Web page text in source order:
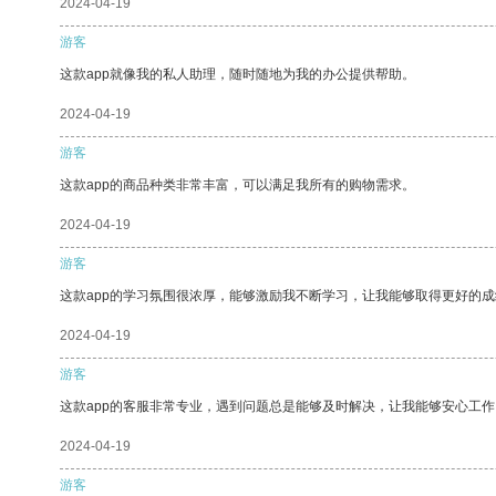
2024-04-19
游客
这款app就像我的私人助理，随时随地为我的办公提供帮助。
2024-04-19
游客
这款app的商品种类非常丰富，可以满足我所有的购物需求。
2024-04-19
游客
这款app的学习氛围很浓厚，能够激励我不断学习，让我能够取得更好的
2024-04-19
游客
这款app的客服非常专业，遇到问题总是能够及时解决，让我能够安心工
2024-04-19
游客